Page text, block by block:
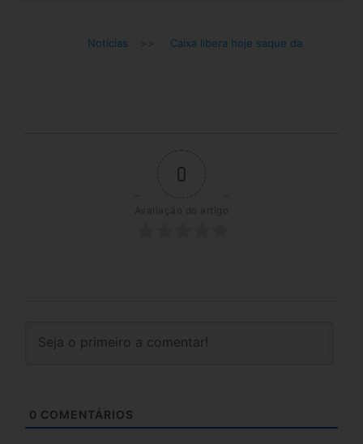
Notícias >> Caixa libera hoje saque da
0
Avaliação do artigo
0 COMENTÁRIOS